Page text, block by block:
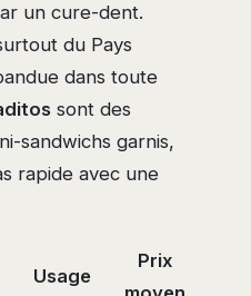
un cure-dent.
du Pays
dans toute
sont des
sandwichs garnis,
rapide avec une
Usage
Prix